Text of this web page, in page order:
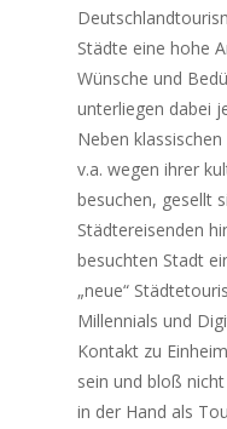
Städte eine hohe
Wünsche und
unterliegen dabei
Neben
v.a. wegen ihrer
besuchen, gesellt
Städtereisenden
besuchten Stadt
„neue“
Millennials und
Kontakt zu
sein und bloß
in der Hand als